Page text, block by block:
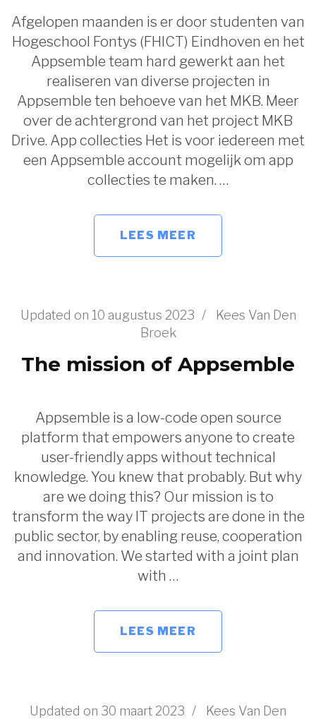
Afgelopen maanden is er door studenten van
Hogeschool Fontys (FHICT) Eindhoven en het
Appsemble team hard gewerkt aan het
realiseren van diverse projecten in
Appsemble ten behoeve van het MKB. Meer
over de achtergrond van het project MKB
Drive. App collecties Het is voor iedereen met
een Appsemble account mogelijk om app
collecties te maken. …
LEES MEER
Updated on 10 augustus 2023 /
Kees Van Den
Broek
The mission of Appsemble
Appsemble is a low-code open source
platform that empowers anyone to create
user-friendly apps without technical
knowledge. You knew that probably. But why
are we doing this? Our mission is to
transform the way IT projects are done in the
public sector, by enabling reuse, cooperation
and innovation. We started with a joint plan
with …
LEES MEER
Updated on 30 maart 2023 / Kees Van Den